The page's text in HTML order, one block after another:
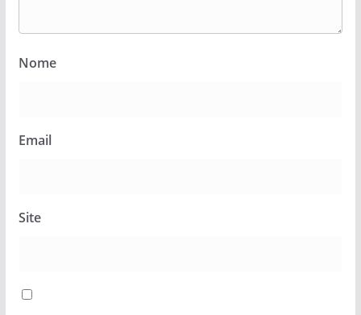
Nome
Email
Site